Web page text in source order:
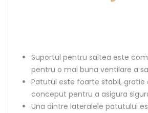
Suportul pentru saltea este
pentru o mai buna ventilare a
Patutul este foarte stabil, gratie
conceput pentru a asigura
Una dintre lateralele patutului